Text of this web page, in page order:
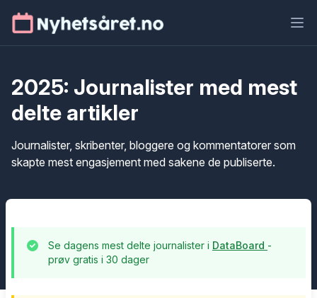
2025: Journalister med mest
delte artikler
Journalister, skribenter, bloggere og kommentatorer som
skapte mest engasjement med sakene de publiserte.
Se dagens mest delte journalister i DataBoard -
prøv gratis i 30 dager